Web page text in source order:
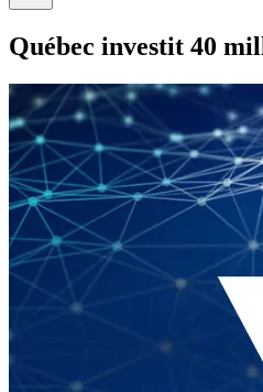
Québec investit 40